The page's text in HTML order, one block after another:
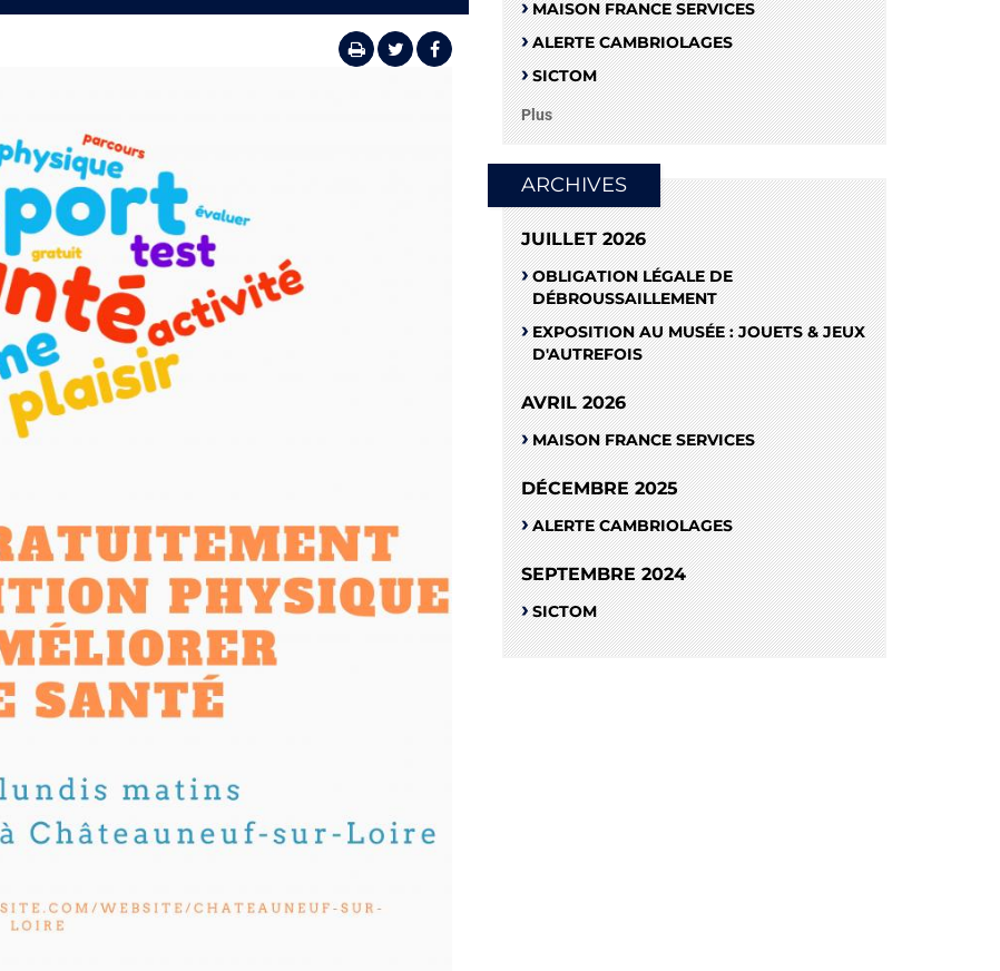
MAISON FRANCE SERVICES
ALERTE CAMBRIOLAGES
SICTOM
Plus
ARCHIVES
JUILLET 2026
OBLIGATION LÉGALE DE
DÉBROUSSAILLEMENT
EXPOSITION AU MUSÉE : JOUETS & JEUX
D'AUTREFOIS
AVRIL 2026
MAISON FRANCE SERVICES
DÉCEMBRE 2025
ALERTE CAMBRIOLAGES
SEPTEMBRE 2024
SICTOM